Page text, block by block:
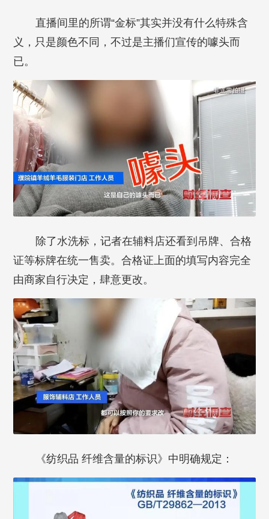
直播间里的所谓“金标”其实并没有什么特殊含
义，只是颜色不同，不过是主播们宣传的噱头而
已。
除了水洗标，记者在辅料店还看到吊牌、合格
证等标牌在统一售卖。合格证上面的填写内容完全
由商家自行决定，肆意更改。
《纺织品 纤维含量的标识》中明确规定：